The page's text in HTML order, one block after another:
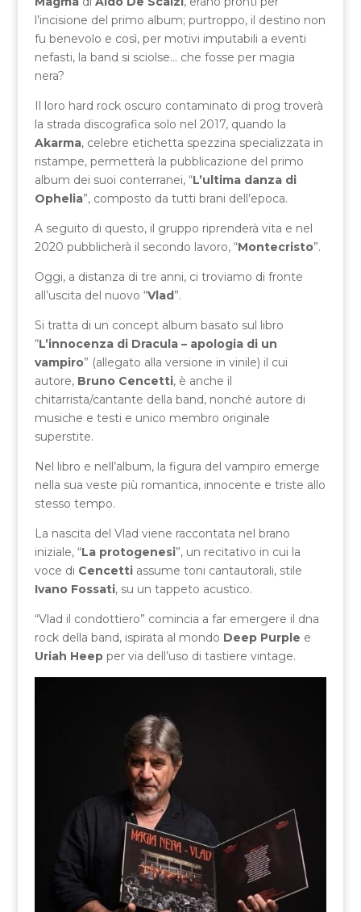
l’incisione del primo album; purtroppo, il destino non
fu benevolo e così, per motivi imputabili a eventi
nefasti, la band si sciolse… che fosse per magia
nera?
Il loro hard rock oscuro contaminato di prog troverà
la strada discografica solo nel 2017, quando la
Akarma, celebre etichetta spezzina specializzata in
ristampe, permetterà la pubblicazione del primo
album dei suoi conterranei, “L’ultima danza di
Ophelia”, composto da tutti brani dell’epoca.
A seguito di questo, il gruppo riprenderà vita e nel
2020 pubblicherà il secondo lavoro, “Montecristo”.
Oggi, a distanza di tre anni, ci troviamo di fronte
all’uscita del nuovo “Vlad”.
Si tratta di un concept album basato sul libro
“L’innocenza di Dracula – apologia di un
vampiro” (allegato alla versione in vinile) il cui
autore, Bruno Cencetti, è anche il
chitarrista/cantante della band, nonché autore di
musiche e testi e unico membro originale
superstite.
Nel libro e nell’album, la figura del vampiro emerge
nella sua veste più romantica, innocente e triste allo
stesso tempo.
La nascita del Vlad viene raccontata nel brano
iniziale, “La protogenesi”, un recitativo in cui la
voce di Cencettiassume toni cantautorali, stile
Ivano Fossati, su un tappeto acustico.
“Vlad il condottiero” comincia a far emergere il dna
rock della band, ispirata al mondo Deep Purple e
Uriah Heepper via dell’uso di tastiere vintage.